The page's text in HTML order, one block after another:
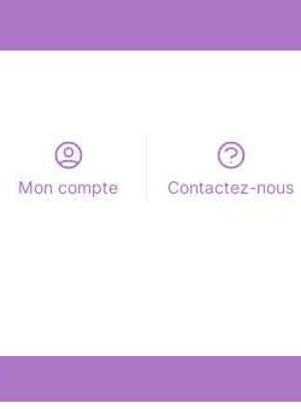
Mon compte Contactez-nous